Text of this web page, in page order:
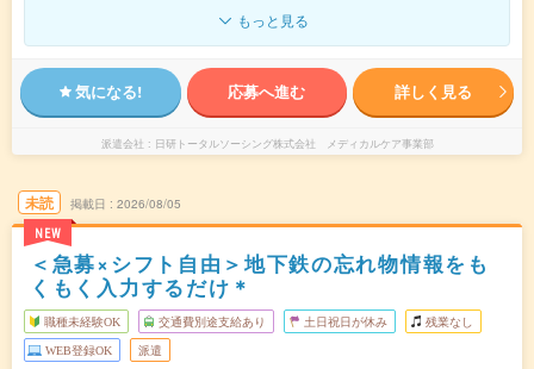
もっと見る
気になる! 応募へ進む 詳しく見る
派遣会社 日研トータルソーシング株式会社 メディカルケア事業部
未読
NEW
掲載日 2026/08/05
＜急募×シフト自由＞地下鉄の忘れ物情報をも
くもく入力するだけ＊
職種未経験OK 交通費別途支給あり 土日祝日が休み 残業なし
WEB登録OK 派遣